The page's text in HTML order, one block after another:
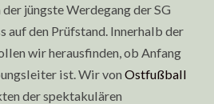
jüngste Werdegang der SG
auf den Prüfstand. Innerhalb der
wir herausfinden, ob Anfang
ist. Wir vonOstfußball
der spektakulären